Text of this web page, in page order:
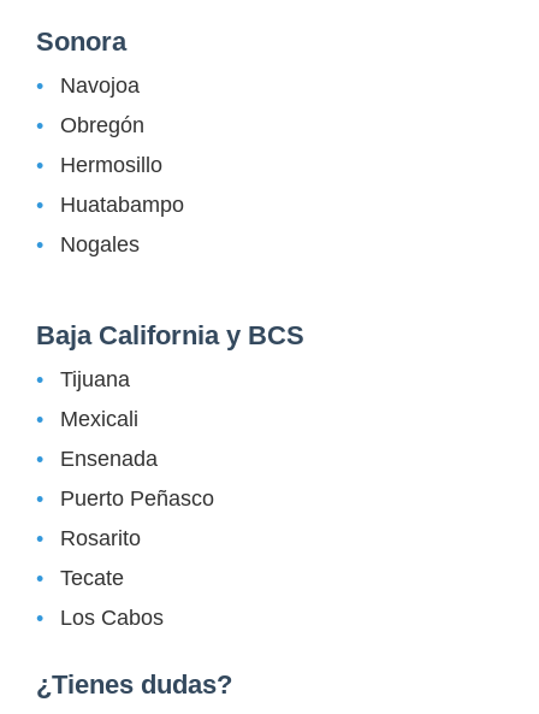
Sonora
Navojoa
Obregón
Hermosillo
Huatabampo
Nogales
Baja California y BCS
Tijuana
Mexicali
Ensenada
Puerto Peñasco
Rosarito
Tecate
Los Cabos
¿Tienes dudas?